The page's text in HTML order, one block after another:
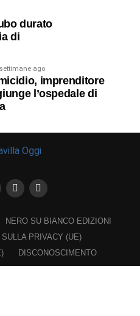
durato
di
ago
imprenditore
l’ospedale di
NERO SU BIANCO EDIZIONI
PRIVACY (UE)
DISCONOSCIMENTO